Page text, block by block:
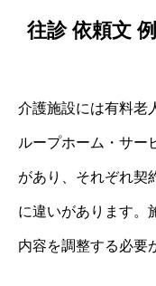
往診 依頼文
介護施設には有料老
ループホーム・サー
があり、それぞれ契
に違いがあります。
内容を調整する必要